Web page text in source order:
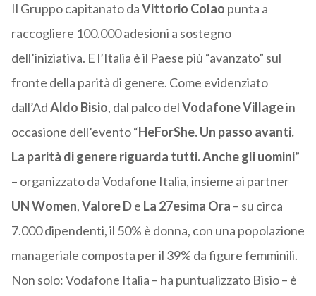
Il Gruppo capitanato daVittorio Colao punta a
raccogliere 100.000 adesioni a sostegno
dell’iniziativa. E l’Italia è il Paese più “avanzato” sul
fronte della parità di genere. Come evidenziato
dall’AdAldo Bisio, dal palco delVodafone Villagein
occasione dell’evento “HeForShe. Un passo avanti.
La parità di genere riguarda tutti. Anche gli uomini”
– organizzato da Vodafone Italia, insieme ai partner
UN Women,Valore De La 27esima Ora – su circa
7.000 dipendenti, il 50% è donna, con una popolazione
manageriale composta per il 39% da figure femminili.
Non solo: Vodafone Italia – ha puntualizzato Bisio – è